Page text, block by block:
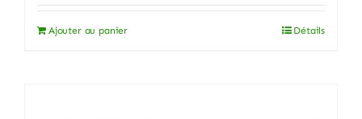
Ajouter au panier Détails